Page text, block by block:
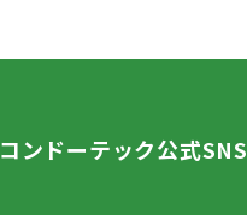
コンドーテック公式SNS